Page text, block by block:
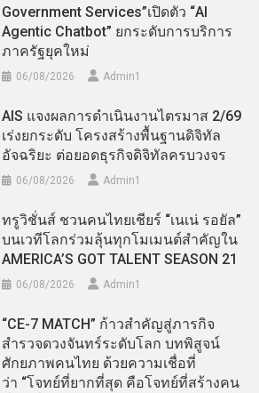
Government Services”เปิดตัว “AI
Agentic Chatbot” ยกระดับการบริการ
ภาครัฐยุคใหม่
06/08/2026 Admin​1
AIS แจงผลการดำเนินงานไตรมาส 2/69
เร่งยกระดับ โครงสร้างพื้นฐานดิจิทัล
อัจฉริยะ ต่อยอดธุรกิจดิจิทัลครบวงจร
06/08/2026 Admin​1
ทรูวิชั่นส์ ชวนคนไทยเชียร์ “เนเน่ รอยัล”
บนเวทีโลกร่วมลุ้นทุกโมเมนต์สำคัญใน
AMERICA’S GOT TALENT SEASON 21
06/08/2026 Admin​1
“CE-7 MATCH” ก้าวสำคัญสู่ภารกิจ
สำรวจดวงจันทร์ระดับโลก บทพิสูจน์
ศักยภาพคนไทย ด้วยความเชื่อที่
ว่า “โจทย์ที่ยากที่สุด คือโจทย์ที่สร้างคน